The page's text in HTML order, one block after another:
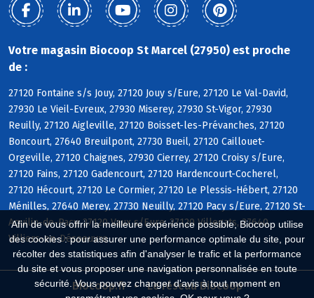
Afin de vous offrir la meilleure expérience possible, Biocoop utilise
des cookies : pour assurer une performance optimale du site, pour
récolter des statistiques afin d'analyser le trafic et la performance
du site et vous proposer une navigation personnalisée en toute
sécurité. Vous pouvez changer d'avis à tout moment en
Votre magasin Biocoop St Marcel (27950) est proche
de :
27120 Fontaine s/s Jouy, 27120 Jouy s/Eure, 27120 Le Val-David,
27930 Le Vieil-Evreux, 27930 Miserey, 27930 St-Vigor, 27930
Reuilly, 27120 Aigleville, 27120 Boisset-les-Prévanches, 27120
Boncourt, 27640 Breuilpont, 27730 Bueil, 27120 Caillouet-
Orgeville, 27120 Chaignes, 27930 Cierrey, 27120 Croisy s/Eure,
27120 Fains, 27120 Gadencourt, 27120 Hardencourt-Cocherel,
27120 Hécourt, 27120 Le Cormier, 27120 Le Plessis-Hébert, 27120
Ménilles, 27640 Merey, 27730 Neuilly, 27120 Pacy s/Eure, 27120 St-
Aquilin-de-Pacy, 27120 Vaux s/Eure, 27120 Villegats, 27640
Villiers-en-Désoeuvre
Biocoop.fr Le réseau Biocoop